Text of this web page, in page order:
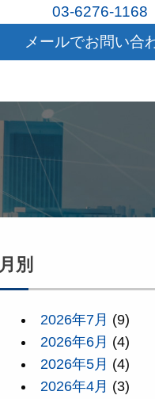
03-6276-1168
メールでお問い合
月別
2026年7月 (9)
2026年6月 (4)
2026年5月 (4)
2026年4月 (3)